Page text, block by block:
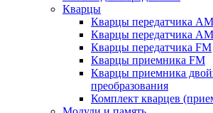
Кварцы
Кварцы передатчика
Кварцы передатчика
Кварцы передатчика FM
Кварцы приемника FM
Кварцы приемника
преобразования
Комплект кварцев